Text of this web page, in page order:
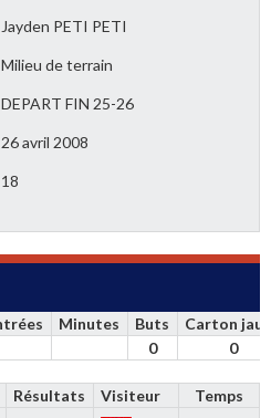
Jayden PETI PETI
Milieu de terrain
DEPART FIN 25-26
26 avril 2008
18
Minutes Buts
Carton
0 0
Résultats Visiteur
Temps